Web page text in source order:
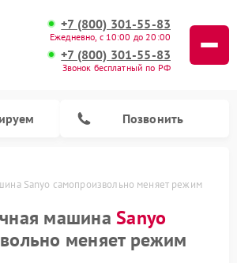
+7 (800) 301-55-83
Ежедневно, с 10:00 до 20:00
+7 (800) 301-55-83
Звонок бесплатный по РФ
Позвонить
Sanyo самопроизвольно меняет режим
машинаSanyo
меняет режим